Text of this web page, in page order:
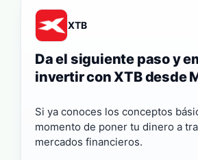
XTB
Da el siguiente paso y
invertir con XTB desde
Si ya conoces los conceptos
momento de poner tu dinero a
mercados financieros.